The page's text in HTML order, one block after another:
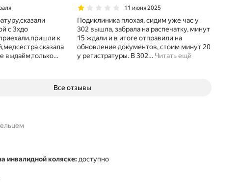
с 3хдо
к
сказала
выдаём,только…
11 июня 2025
Подиклиника плохая, сидим уже час у
302 вышла, забрала на распечатку, минут
15 ждали и в итоге отправили на
обновление документов, стоим минут 20
у регистратуры. В 302… Читать ещё
Все отзывы
инвалидной коляске: доступно